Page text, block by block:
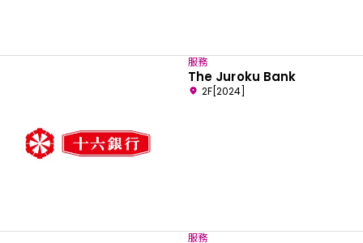
服務
The Juroku Bank
2F[2024]
服務